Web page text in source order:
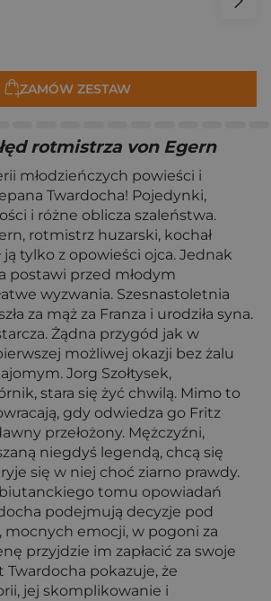
ZAMÓW ZESTAW
rotmistrza von Egern
młodzieńczych powieści i
Twardocha! Pojedynki,
i różne oblicza szaleństwa.
rotmistrz huzarski, kochał
ją tylko z opowieści ojca. Jednak
postawi przed młodym
wyzwania. Szesnastoletnia
za mąż za Franza i urodziła syna.
Żądna przygód jak w
możliwej okazji bez żalu
Jorg Szołtysek,
stara się żyć chwilą. Mimo to
gdy odwiedza go Fritz
przełożony. Mężczyźni,
niegdyś legendą, chcą się
się w niej choć ziarno prawdy.
tomu opowiadań
podejmują decyzje pod
mocnych emocji, w pogoni za
przyjdzie im zapłacić za swoje
pokazuje, że
jej skomplikowanie i